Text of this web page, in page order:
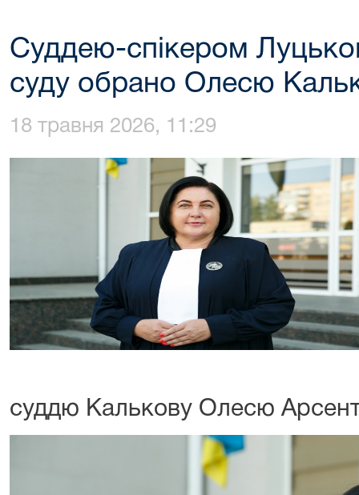
Суддею-спікером
суду обрано Олесю
18 травня 2026, 11:29
суддю Калькову Олесю